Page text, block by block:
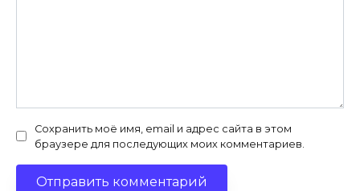
Сохранить моё имя, email и адрес сайта в этом
браузере для последующих моих комментариев.